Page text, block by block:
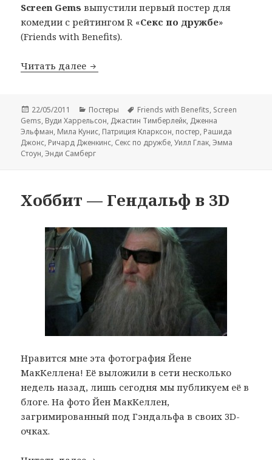
Screen Gems выпустили первый постер для
комедии с рейтингом R «Секс по дружбе»
(Friends with Benefits).
Читать далее Новый постер комедии «Секс по
Опубликовано
22/05/2011 Рубрики
Постеры Метки
Friends with Benefits, Screen
Gems, Вуди Харрельсон, Джастин Тимберлейк, Дженна
Эльфман, Мила Кунис, Патриция Кларксон, постер, Рашида
Джонс, Ричард Дженкинс, Секс по дружбе,Уилл Глак,Эмма
Стоун,Энди Самберг
Хоббит — Гендальф в 3D
Нравится мне эта фотография Йене
МакКеллена! Её выложили в сети несколько
недель назад, лишь сегодня мы публикуем её в
блоге. На фото Йен МакКеллен,
загримированный под Гэндальфа в своих 3D-
очках.